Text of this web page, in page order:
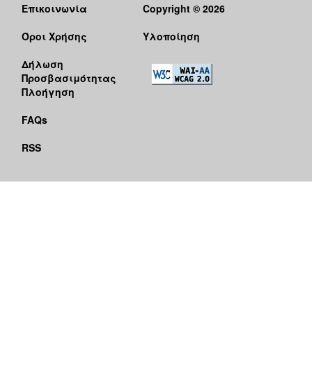
Επικοινωνία
Όροι Χρήσης
Δήλωση
Προσβασιμότητας
Πλοήγηση
FAQs
RSS
Copyright © 2026
Υλοποίηση